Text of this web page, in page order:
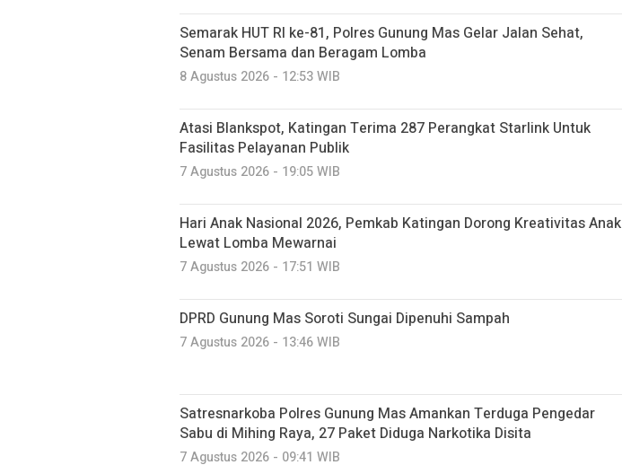
Semarak HUT RI ke-81, Polres Gunung Mas Gelar Jalan Sehat,
Senam Bersama dan Beragam Lomba
8 Agustus 2026 - 12:53 WIB
Atasi Blankspot, Katingan Terima 287 Perangkat Starlink Untuk
Fasilitas Pelayanan Publik
7 Agustus 2026 - 19:05 WIB
Hari Anak Nasional 2026, Pemkab Katingan Dorong Kreativitas Anak
Lewat Lomba Mewarnai
7 Agustus 2026 - 17:51 WIB
DPRD Gunung Mas Soroti Sungai Dipenuhi Sampah
7 Agustus 2026 - 13:46 WIB
Satresnarkoba Polres Gunung Mas Amankan Terduga Pengedar
Sabu di Mihing Raya, 27 Paket Diduga Narkotika Disita
7 Agustus 2026 - 09:41 WIB